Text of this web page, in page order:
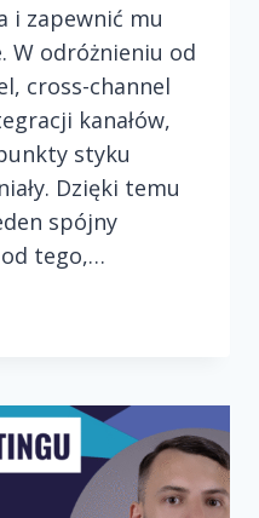
i zapewnić mu
W odróżnieniu od
cross-channel
kanałów,
styku
Dzięki temu
spójny
od tego,…